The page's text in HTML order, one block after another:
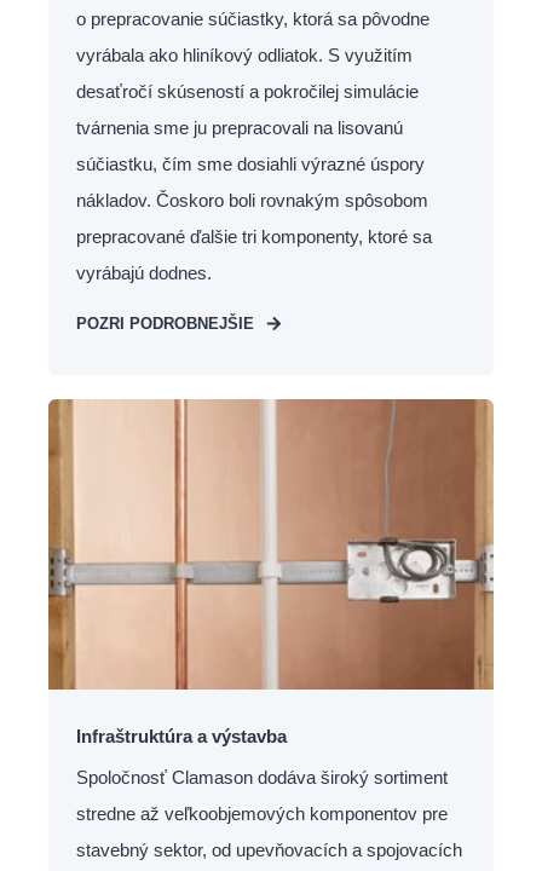
o prepracovanie súčiastky, ktorá sa pôvodne
vyrábala ako hliníkový odliatok. S využitím
desaťročí skúseností a pokročilej simulácie
tvárnenia sme ju prepracovali na lisovanú
súčiastku, čím sme dosiahli výrazné úspory
nákladov. Čoskoro boli rovnakým spôsobom
prepracované ďalšie tri komponenty, ktoré sa
vyrábajú dodnes.
POZRI PODROBNEJŠIE
Infraštruktúra a výstavba
Spoločnosť Clamason dodáva široký sortiment
stredne až veľkoobjemových komponentov pre
stavebný sektor, od upevňovacích a spojovacích